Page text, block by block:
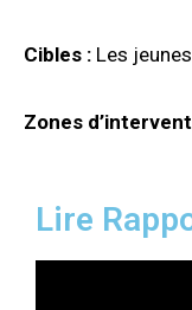
Cibles : Les
Zones
Lire